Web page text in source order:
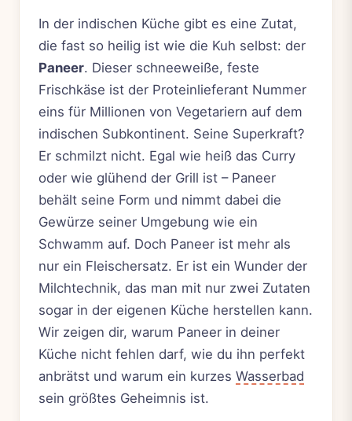
In der indischen Küche gibt es eine Zutat,
die fast so heilig ist wie die Kuh selbst: der
Paneer. Dieser schneeweiße, feste
Frischkäse ist der Proteinlieferant Nummer
eins für Millionen von Vegetariern auf dem
indischen Subkontinent. Seine Superkraft?
Er schmilzt nicht. Egal wie heiß das Curry
oder wie glühend der Grill ist – Paneer
behält seine Form und nimmt dabei die
Gewürze seiner Umgebung wie ein
Schwamm auf. Doch Paneer ist mehr als
nur ein Fleischersatz. Er ist ein Wunder der
Milchtechnik, das man mit nur zwei Zutaten
sogar in der eigenen Küche herstellen kann.
Wir zeigen dir, warum Paneer in deiner
Küche nicht fehlen darf, wie du ihn perfekt
anbrätst und warum ein kurzes Wasserbad
sein größtes Geheimnis ist.